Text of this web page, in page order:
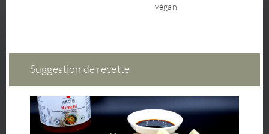
végan
Suggestion de recette